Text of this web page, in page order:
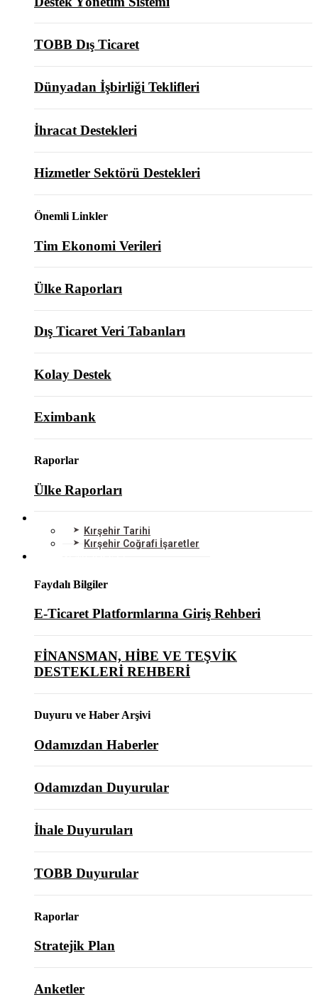
TOBB Dış Ticaret
Dünyadan İşbirliği Teklifleri
İhracat Destekleri
Hizmetler Sektörü Destekleri
Önemli Linkler
Tim Ekonomi Verileri
Ülke Raporları
Dış Ticaret Veri Tabanları
Kolay Destek
Eximbank
Raporlar
Ülke Raporları
Kırşehir Tarihi
Kırşehir Coğrafi İşaretler
Faydalı Bilgiler
E-Ticaret Platformlarına Giriş Rehberi
FİNANSMAN, HİBE VE TEŞVİK
DESTEKLERİ REHBERİ
Duyuru ve Haber Arşivi
Odamızdan Haberler
Odamızdan Duyurular
İhale Duyuruları
TOBB Duyurular
Raporlar
Stratejik Plan
Anketler